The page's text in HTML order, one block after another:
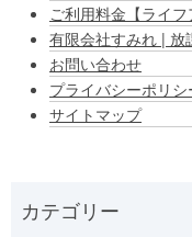
ご利用料金【ライフ
有限会社すみれ | 放
お問い合わせ
プライバシーポリシ
サイトマップ